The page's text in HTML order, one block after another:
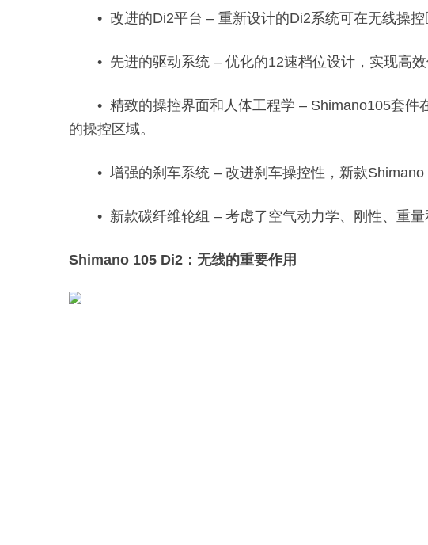
• 改进的Di2平台 – 重新设计的Di2系统可在无线操控
• 先进的驱动系统 – 优化的12速档位设计，实现高效
• 精致的操控界面和人体工程学 – Shimano105套
的操控区域。
• 增强的刹车系统 – 改进刹车操控性，新款
• 新款碳纤维轮组 – 考虑了空气动力学、刚性、重
Shimano 105 Di2：无线的重要作用